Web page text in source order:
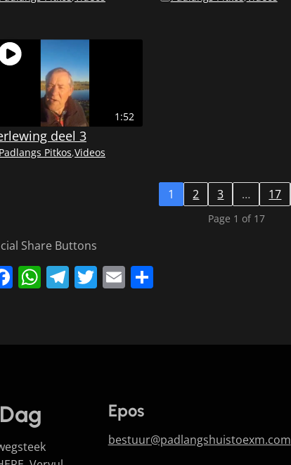
1:52
deel 3
Pitkos,Videos
1 2 3 … 17
Page 1 of 17
Share Buttons
Facebook
WhatsApp
Telegram
Twitter
EmailShare
Epos
bestuur@padlangshuistoexm.com